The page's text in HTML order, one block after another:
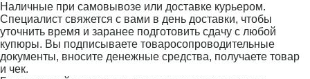
Наличные при самовывозе или доставке курьером.
Специалист свяжется с вами в день доставки, чтобы
уточнить время и заранее подготовить сдачу с любой
купюры. Вы подписываете товаросопроводительные
документы, вносите денежные средства, получаете товар
и чек.